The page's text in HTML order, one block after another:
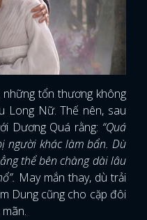
GOOGLE
những tổn thương không
Long Nữ. Thế nên, sau
Dương Quá rằng: “Quá
người khác làm bẩn. Dù
thể bên chàng dài lâu
May mắn thay, dù trải
Dung cũng cho cặp đôi